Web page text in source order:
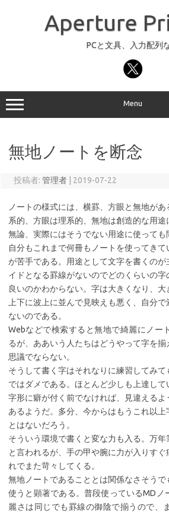
Aperture
PCと文具、入力配列
Menu
無地ノートを断念
投稿者: 管理者 2019-07-22
ノートの様式には、横罫、方眼と無地が
系的、方眼は理系的、無地は創造的な用途
無論、実際にはそうでない用途に使っても
自分もこれまで何冊もノートを使ってき
が苦手である。用途として文字を書くの
イドとなる罫線がないのでどのくらいの
良いのかわからない。字は大きくなり、大
上下に波上に並んで見映えも悪く、自分
ないのである。
Webなどで検索すると無地で綺麗にノー
るが、ああいう人たちはどうやって字を
思議でならない。
そうして書く字はそれなりに練習してみ
ではダメである。ほとんど少しも上達し
字形に癖が付く前でなければ、見違える
あるようだ。多分、今からはもうこれ以上
とはないだろう。
そういう環境で書くと変な力も入る。万
と言われるが、手の甲や腕に力が入りす
れでまた苛々してくる。
無地ノートであることとは関係なさそう
使うと顕著である。普段使っているMDノ
麗さは同じでも罫線の御陰で揃うので、